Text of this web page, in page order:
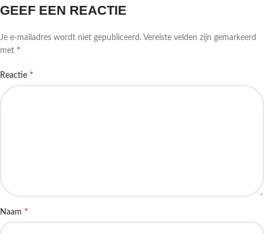
GEEF EEN REACTIE
Je e-mailadres wordt niet gepubliceerd. Vereiste velden zijn gemarkeerd
met *
Reactie *
Naam *